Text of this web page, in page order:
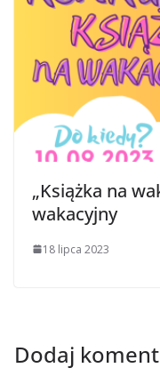
„Książka na
wakacyjny
18 lipca 2023
Dodaj